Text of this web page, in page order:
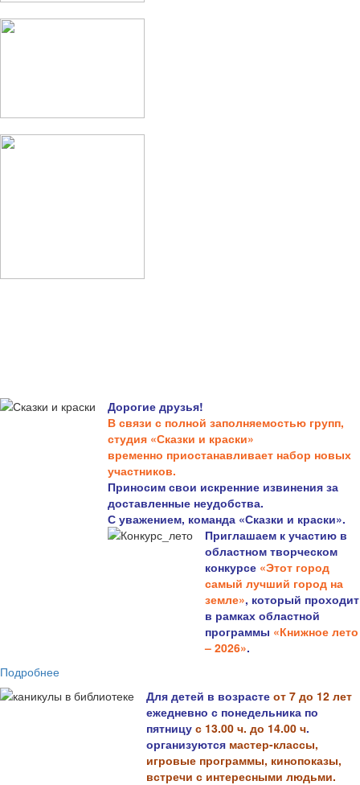
Дорогие друзья!
В связи с полной заполняемостью групп,
студия «Сказки и краски»
временно приостанавливает набор новых
участников.
Приносим свои искренние извинения за
доставленные неудобства.
С уважением, команда «Сказки и краски».
Приглашаем к участию в
областном творческом
конкурсе «Этот город
самый лучший город на
земле», который проходит
в рамках областной
программы «Книжное лето
– 2026».
Подробнее
Для детей в возрасте от 7 до 12 лет
ежедневно с понедельника по
пятницу с 13.00 ч. до 14.00 ч.
организуются мастер-классы,
игровые программы, кинопоказы,
встречи с интересными людьми.